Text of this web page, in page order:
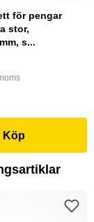
för pengar
stor,
s...
Köp